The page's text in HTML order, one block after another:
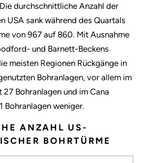
durchschnittliche Anzahl der
USA sank während des Quartals
von 967 auf 860. Mit Ausnahme
und Barnett-Beckens
meisten Regionen Rückgänge in
Bohranlagen, vor allem im
27 Bohranlagen und im Cana
Bohranlagen weniger.
ANZAHL US-
BOHRTÜRME